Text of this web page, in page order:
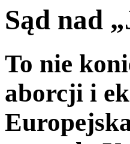
Sąd nad
To nie
aborcji i